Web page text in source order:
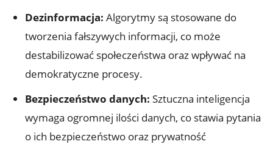
Dezinformacja: Algorytmy są ⁢stosowane do
tworzenia fałszywych ⁣informacji, co⁣ może
destabilizować społeczeństwa oraz wpływać na
demokratyczne⁤ procesy.
Bezpieczeństwo danych: Sztuczna inteligencja
wymaga ogromnej ⁤ilości ⁤danych, co stawia pytania
o⁣ ich bezpieczeństwo oraz prywatność​